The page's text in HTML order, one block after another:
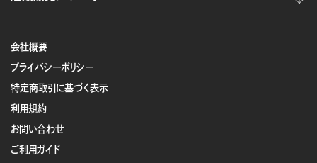
会社概要
プライバシーポリシー
特定商取引に基づく表示
利用規約
お問い合わせ
ご利用ガイド